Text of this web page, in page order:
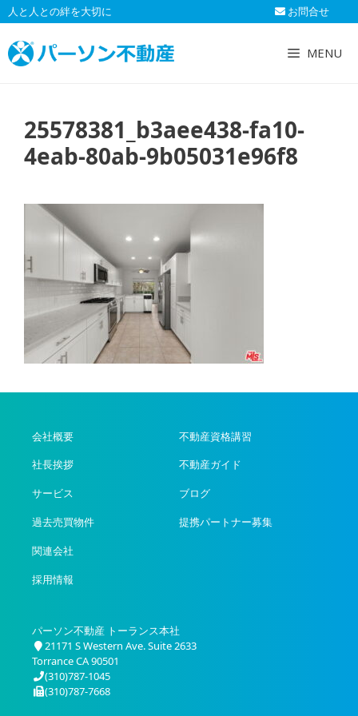
コ
ン
テ
ン
人と人との絆を大切に お問合せ
MENU
25578381_b3aee438-fa10-
4eab-80ab-9b05031e96f8
会社概要
社長挨拶
サービス
過去売買物件
関連会社
採用情報
不動産資格講習
不動産ガイド
ブログ
提携パートナー募集
パーソン不動産 トーランス本社
21171 S Western Ave. Suite 2633
Torrance CA 90501
(310)787-1045
(310)787-7668